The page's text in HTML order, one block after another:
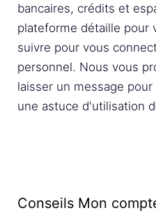
bancaires, crédits et
plateforme détaille pour
suivre pour vous
personnel. Nous vous
laisser un message
une astuce d'utilisation
Conseils Mon